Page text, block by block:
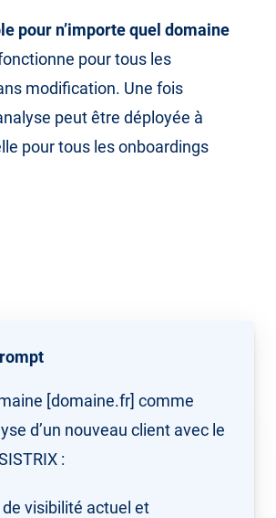
pour n’importe quel domaine
pour tous les
modification. Une fois
peut être déployée à
pour tous les onboardings
[domaine.fr] comme
d’un nouveau client avec le
:
de visibilité actuel et